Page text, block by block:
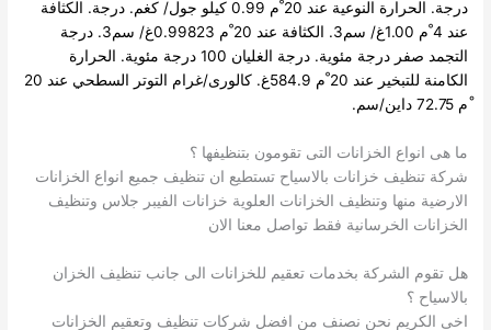
درجة.
الحرارة النوعية عند 20 ْم 0.99 كيلو جول/ كغم. درجة. الكثافة
عند 4 ْم 1.00غ/ سم3. الكثافة عند 20 ْم 0.99823غ/ سم3.
درجة
التجمد صفر درجة مئوية. درجة الغليان 100 درجة مئوية.
الحرارة
الكامنة للتبخير عند 20 ْم 584.9غ. كالورى/غرام التوتر السطحي عند 20
ْم 72.75 داين/سم.
ما هى انواع الخزانات التى تقومون بتنظيفها ؟
شركة تنظيف خزانات بالاسياح تستطيع ان تنظيف جميع انواع الخزانات
الارضية منها وتنظيف الخزانات العلوية خزانات الفيبر جلاس وتنظيف
الخزانات الخرسانية فقط تواصل معنا الان
هل تقوم الشركة بخدمات تعقيم للخزانات الى جانب تنظيف الخزان
بالاسياح ؟
اخى الكريم نحن نصنف من افضل شركات تنظيف وتعقيم الخزانات